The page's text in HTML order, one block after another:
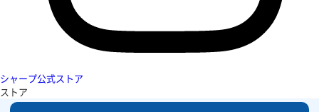
シャープ公式ストア
ストア